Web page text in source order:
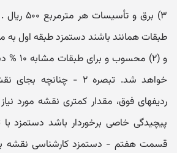
و (۲)
خواهد شد. تبصره ۲ -
ردیفهای فوق، مقدار کمتری نقشه مورد
پیچیدگی خاصی برخوردار باشد دستمزد